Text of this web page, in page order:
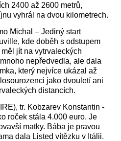
2400 až 2600 metrů,
vyhrál na dvou kilometrech.
Michal – Jediný start
kde doběh s odstupem
jít na vytrvaleckých
nepředvedla, ale dala
který nejvíce ukázal až
jako dvouletí ani
distancích.
tr. Kobzarev Konstantin -
roček stála 4.000 euro. Je
matky. Bába je pravou
dala Listed vítězku v Itálii.